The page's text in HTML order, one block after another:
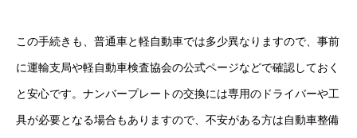
この手続きも、普通車と軽自動車では多少異なりますので、事前
に運輸支局や軽自動車検査協会の公式ページなどで確認しておく
と安心です。ナンバープレートの交換には専用のドライバーや工
具が必要となる場合もありますので、不安がある方は自動車整備